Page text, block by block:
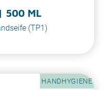
500 ML
(TP1)
HANDHYGIENE